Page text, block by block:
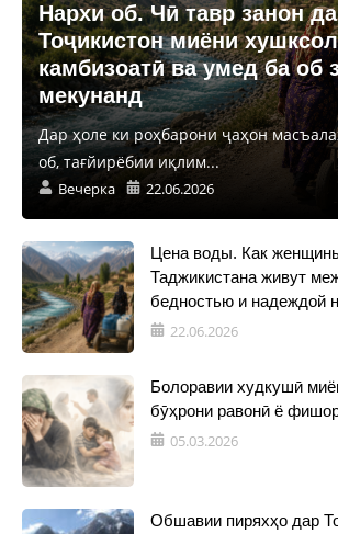
Нархи об. Чӣ тавр занон
Тоҷикистон миёни
камбизоатӣ ва умед ба об
мекунанд
Дар ҳоле ки роҳбарони ҷаҳон
об, тағйирёбии иқлим...
Вечерка 22.06.2026
Цена воды. Как
Таджикистана живут
бедностью и надеждой
22.06.2026
Болоравии худкушӣ
бӯҳрони равонӣ ё
05.03.2026
Обшавии пиряхҳо дар